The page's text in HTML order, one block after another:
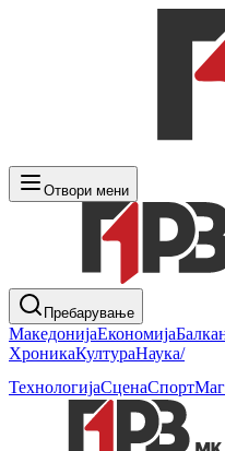
Отвори мени
Пребарување
МакедонијаЕкономија
ХроникаКултураНаука/
ТехнологијаСценаСпорт